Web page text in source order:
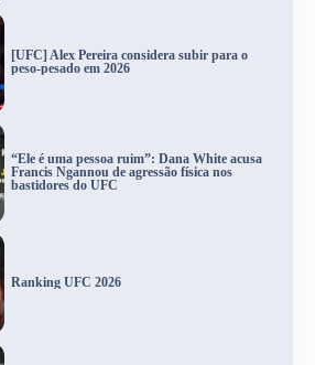
[UFC] Alex Pereira considera subir para o
peso-pesado em 2026
“Ele é uma pessoa ruim”: Dana White acusa
Francis Ngannou de agressão física nos
bastidores do UFC
Ranking UFC 2026